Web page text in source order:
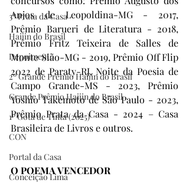
3º Prata da Casa
Haijin do Brasil
Depoimento
2º Grande Prêmio Haijin do Brasil
Grande Prêmio Haijin do Brasil
1º Gota de Tinta (2025)
CON
Portal da Casa
Conceição Lima
Anjos de Leopoldina-MG - 2017,
Prêmio Barueri de Literatura - 2018,
Prêmio Fritz Teixeira de Salles de
Monte Sião-MG - 2019, Prêmio Off Flip
2022 de Paraty-RJ, Noite da Poesia de
Campo Grande-MS - 2023, Prêmio
Yoshio Takemoto de São Paulo - 2023,
Prêmio Prata da Casa - 2024 – Casa
Brasileira de Livros e outros.
O POEMA VENCEDOR